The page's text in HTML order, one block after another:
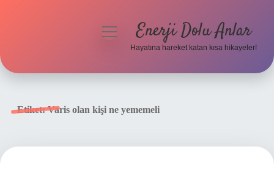
menüyüEnerji Dolu Anlar
Hayatına hareket katan kısa hikayeler!
Etiket:Varis olan kişi ne yememeli